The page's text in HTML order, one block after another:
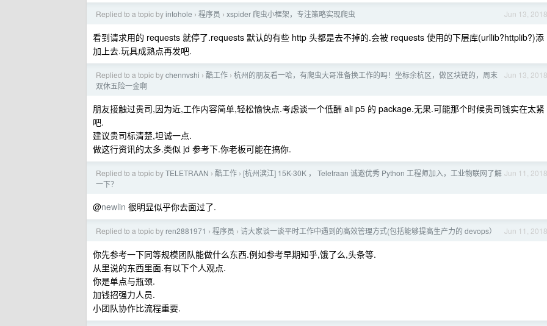
Jun 13, 2018
Replied to a topic byintohole › 程序员 › xspider 爬虫小框架，专注策略实现爬虫
看到请求用的 requests 就停了.requests 默认的有些 http 头都是去不掉的.会被 requests 使用的下层库(urllib?httplib?)添
加上去.玩具成熟点再发吧.
Jun 13, 2018
Replied to a topic bychennvshi › 酷工作 › 杭州的朋友看一哈，有爬虫大哥准备换工作的吗！坐标余杭区，做区块链的，周末
双休五险一金啊
朋友接触过贵司,因为近,工作内容简单,轻松愉快点.考虑谈一个低酬 ali p5 的 package.无果.可能那个时候贵司钱实在太紧
吧.
建议贵司标清楚,坦诚一点.
做这行资讯的太多.类似 jd 参考下.你老板可能在搞你.
Jun 11, 2018
Replied to a topic byTELETRAAN › 酷工作 › [杭州滨江] 15K-30K ， Teletraan 诚邀优秀 Python 工程师加入，工业物联网了解
一下？
@newlin 很明显似乎你去面过了.
Jun 11, 2018
Replied to a topic by ren2881971 › 程序员 › 请大家谈一谈平时工作中遇到的高效管理方式(包括能够提高生产力的 devops）
你先参考一下同等规模团队能做什么东西.例如参考早期知乎,饿了么,头条等.
从里说的东西里面.有以下个人观点.
你是单点与瓶颈.
加钱招强力人员.
小团队协作比流程重要.